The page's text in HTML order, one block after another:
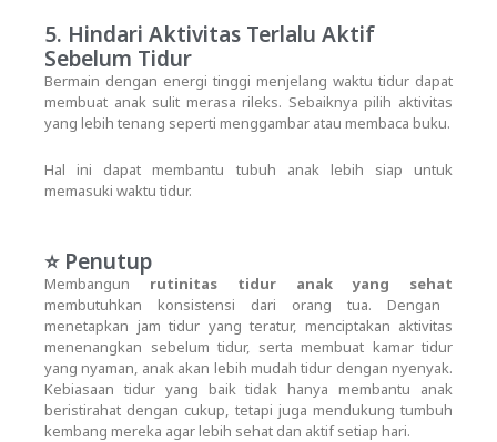
5. Hindari Aktivitas Terlalu Aktif
Sebelum Tidur
Bermain dengan energi tinggi menjelang waktu tidur dapat
membuat anak sulit merasa rileks. Sebaiknya pilih aktivitas
yang lebih tenang seperti menggambar atau membaca buku.
Hal ini dapat membantu tubuh anak lebih siap untuk
memasuki waktu tidur.
⭐ Penutup
Membangun rutinitas tidur anak yang sehat
membutuhkan konsistensi dari orang tua. Dengan
menetapkan jam tidur yang teratur, menciptakan aktivitas
menenangkan sebelum tidur, serta membuat kamar tidur
yang nyaman, anak akan lebih mudah tidur dengan nyenyak.
Kebiasaan tidur yang baik tidak hanya membantu anak
beristirahat dengan cukup, tetapi juga mendukung tumbuh
kembang mereka agar lebih sehat dan aktif setiap hari.